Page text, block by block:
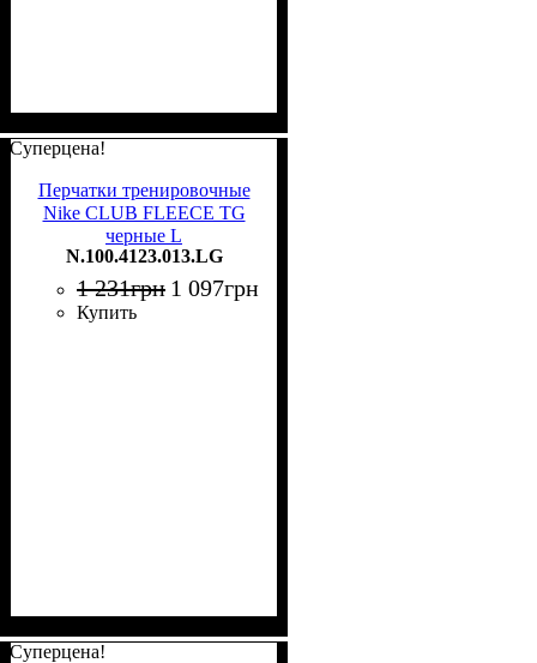
Суперцена!
Перчатки тренировочные
Nike CLUB FLEECE TG
черные L
N.100.4123.013.LG
N.100.4123.013.LG
1 231грн 1 097грн
Купить
Суперцена!